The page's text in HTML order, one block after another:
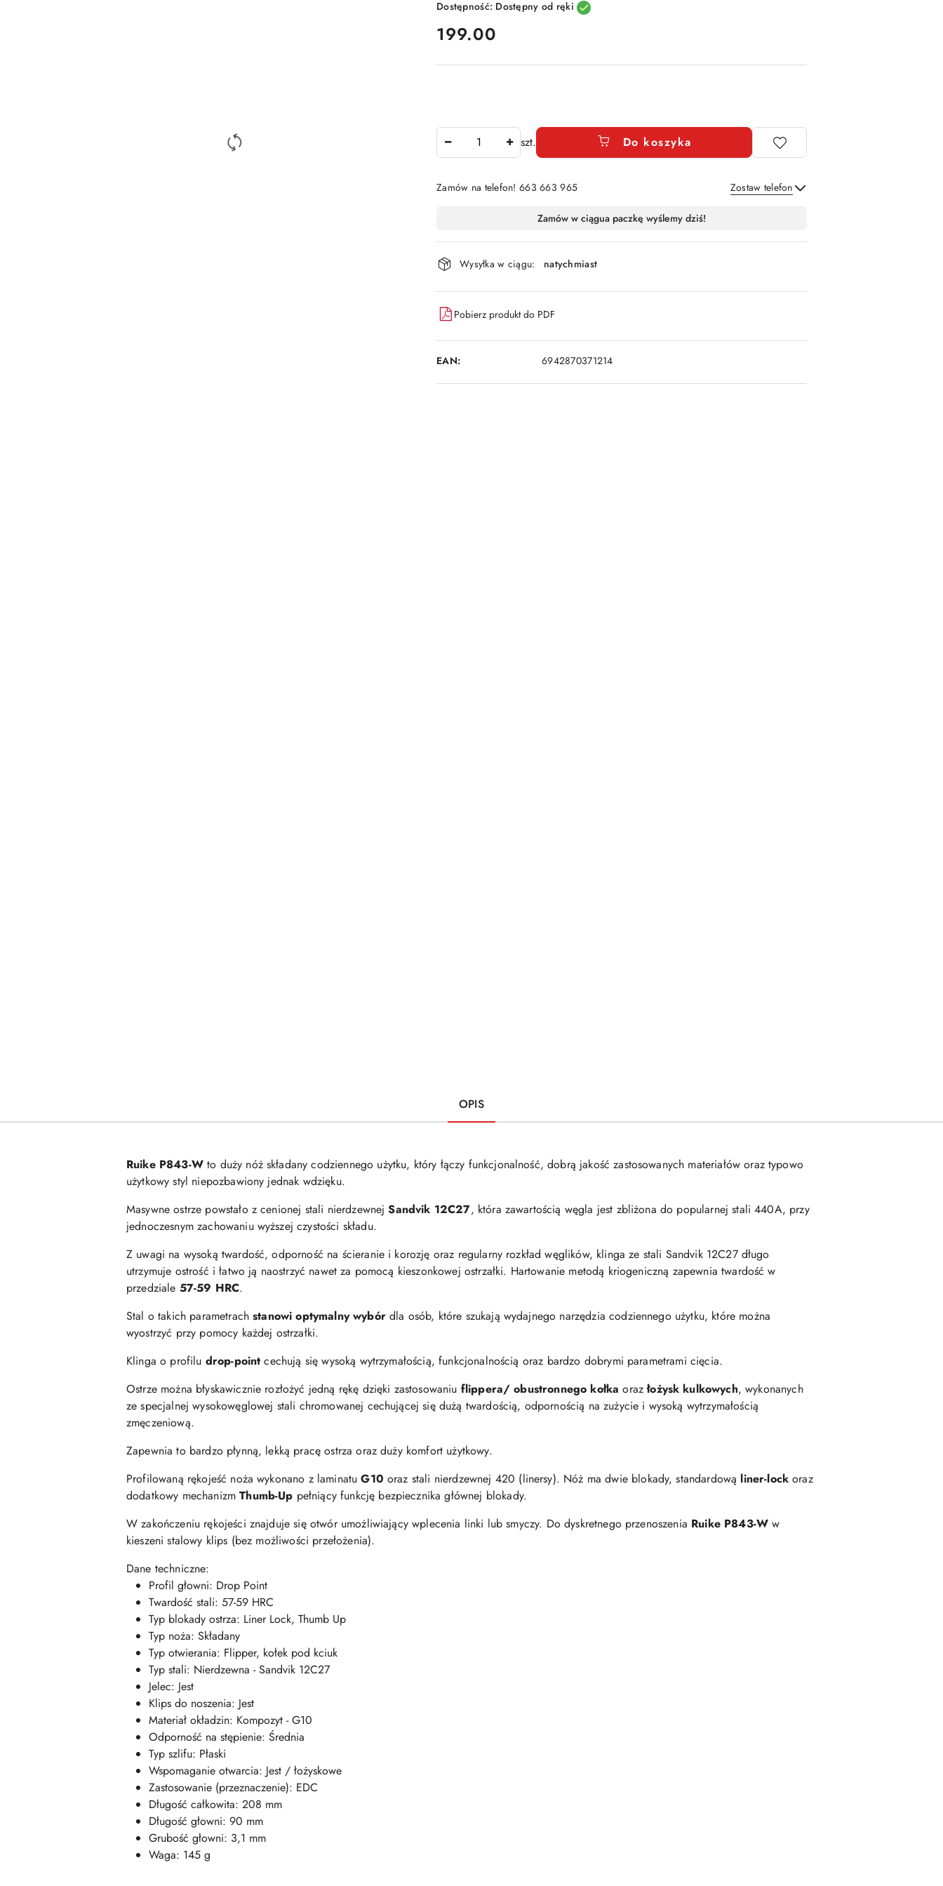
Dostępność: Dostępny od ręki
cena:
199.00
szt. Do koszyka
Zamów na telefon! 663 663 965 Zostaw telefon
i
dostawa
Zamów w ciągua paczkę wyślemy dziś!
Wysyłka w ciągu: natychmiast
Pobierz produkt do PDF
EAN: 6942870371214
OPIS
Ruike P843-Wto duży nóż składany codziennego użytku, który łączy funkcjonalność, dobrą jakość zastosowanych materiałów oraz typowo
użytkowy styl niepozbawiony jednak wdzięku.
Masywne ostrze powstało z cenionej stali nierdzewnejSandvik 12C27, która zawartością węgla jest zbliżona do popularnej stali 440A, przy
jednoczesnym zachowaniu wyższej czystości składu.
Z uwagi na wysoką twardość, odporność na ścieranie i korozję oraz regularny rozkład węglików, klinga ze stali Sandvik 12C27 długo
utrzymuje ostrość i łatwo ją naostrzyć nawet za pomocą kieszonkowej ostrzałki. Hartowanie metodą kriogeniczną zapewnia twardość w
przedziale 57-59 HRC.
Stal o takich parametrach stanowi optymalny wybór dla osób, które szukają wydajnego narzędzia codziennego użytku, które można
wyostrzyć przy pomocy każdej ostrzałki.
Klinga o profilu drop-point cechują się wysoką wytrzymałością, funkcjonalnością oraz bardzo dobrymi parametrami cięcia.
Ostrze można błyskawicznie rozłożyć jedną rękę dzięki zastosowaniu flippera/ obustronnego kołka orazłożysk kulkowych, wykonanych
ze specjalnej wysokowęglowej stali chromowanej cechującej się dużą twardością, odpornością na zużycie i wysoką wytrzymałością
zmęczeniową.
Zapewnia to bardzo płynną, lekką pracę ostrza oraz duży komfort użytkowy.
Profilowaną rękojeść noża wykonano z laminatu G10 oraz stali nierdzewnej 420 (linersy). Nóż ma dwie blokady, standardową liner-lock oraz
dodatkowy mechanizmThumb-Up pełniący funkcję bezpiecznika głównej blokady.
W zakończeniu rękojeści znajduje się otwór umożliwiający wplecenia linki lub smyczy. Do dyskretnego przenoszenia Ruike P843-W w
kieszeni stalowy klips (bez możliwości przełożenia).
Dane techniczne:
Profil głowni: Drop Point
Twardość stali: 57-59 HRC
Typ blokady ostrza: Liner Lock, Thumb Up
Typ noża: Składany
Typ otwierania: Flipper, kołek pod kciuk
Typ stali: Nierdzewna - Sandvik 12C27
Jelec: Jest
Klips do noszenia: Jest
Materiał okładzin: Kompozyt - G10
Odporność na stępienie: Średnia
Typ szlifu: Płaski
Wspomaganie otwarcia: Jest / łożyskowe
Zastosowanie (przeznaczenie): EDC
Długość całkowita: 208 mm
Długość głowni: 90 mm
Grubość głowni: 3,1 mm
Waga: 145 g